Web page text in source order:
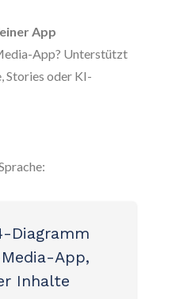
App
App? Unterstützt
Stories oder KI-
Diagramm
App,
Inhalte